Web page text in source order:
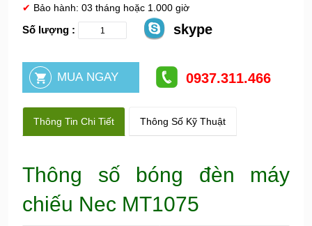
✔ Bảo hành: 03 tháng hoặc 1.000 giờ
Số lượng : skype
0937.311.466
Thông Tin Chi Tiết Thông Số Kỹ Thuật
Thông số bóng đèn máy
chiếu Nec MT1075